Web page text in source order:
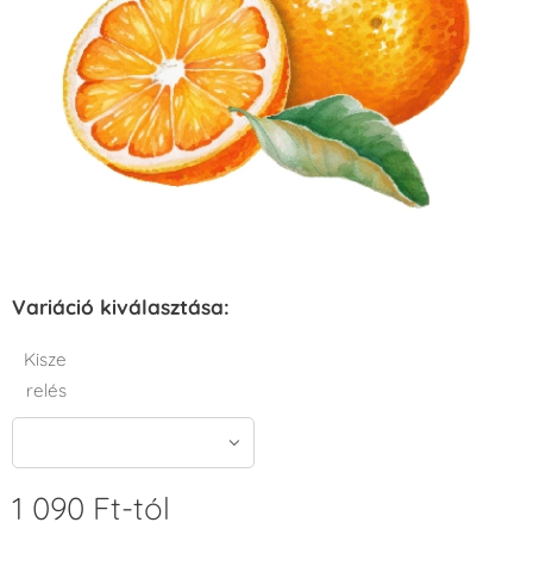
Variáció kiválasztása:
Kisze
relés
1 090 Ft-tól